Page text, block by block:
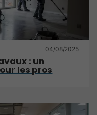
04/08/2025
: un
les pros